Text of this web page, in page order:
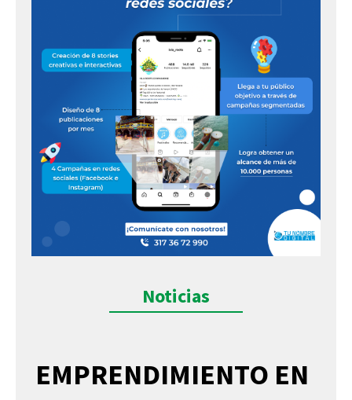
Noticias
EMPRENDIMIENTO EN